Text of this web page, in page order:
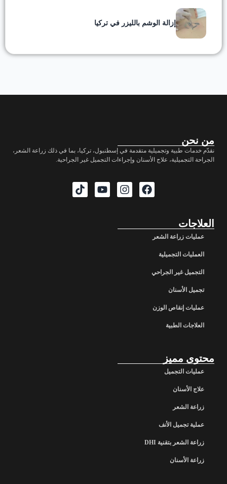
إزالة الوشم بالليزر في تركيا
من نحن
نقدّم خدمات طبية وتجميلية متقدمة في إسطنبول، تركيا، بما في ذلك زراعة الشعر،
الجراحة التجميلية، علاج الأسنان وإجراءات التجميل غير الجراحية.
العلاجات
عمليات زراعة الشعر
العمليات التجميلية
التجميل غير الجراحي
تجميل الأسنان
عمليات إنقاص الوزن
العلاجات الطبية
محتوى مميز
عمليات التجميل
علاج الأسنان
زراعة الشعر
عملية تجميل الأنف
زراعة الشعر بتقنية DHI
زراعة الأسنان